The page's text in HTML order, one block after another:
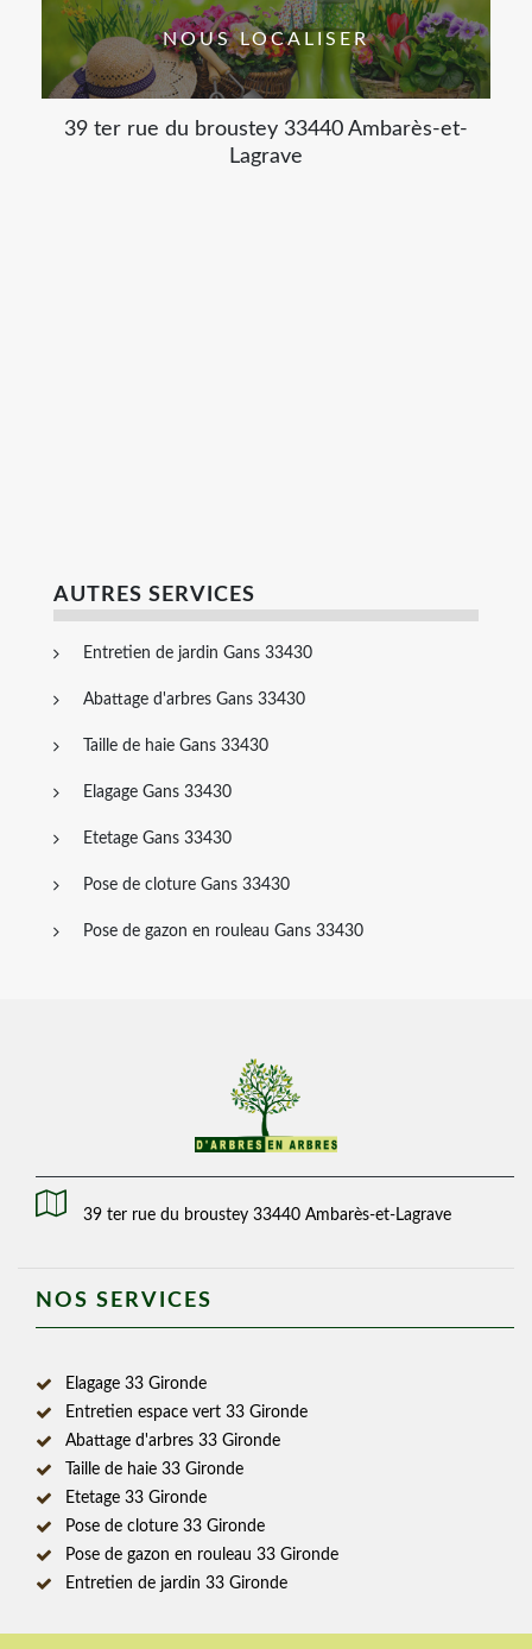
NOUS LOCALISER
39 ter rue du broustey 33440 Ambarès-et-
Lagrave
AUTRES SERVICES
Entretien de jardin Gans 33430
Abattage d'arbres Gans 33430
Taille de haie Gans 33430
Elagage Gans 33430
Etetage Gans 33430
Pose de cloture Gans 33430
Pose de gazon en rouleau Gans 33430
39 ter rue du broustey 33440 Ambarès-et-Lagrave
NOS SERVICES
Elagage 33 Gironde
Entretien espace vert 33 Gironde
Abattage d'arbres 33 Gironde
Taille de haie 33 Gironde
Etetage 33 Gironde
Pose de cloture 33 Gironde
Pose de gazon en rouleau 33 Gironde
Entretien de jardin 33 Gironde